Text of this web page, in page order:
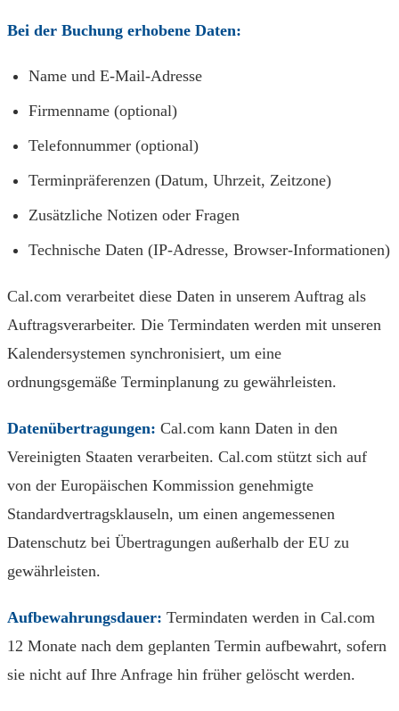
Bei der Buchung erhobene Daten:
Name und E-Mail-Adresse
Firmenname (optional)
Telefonnummer (optional)
Terminpräferenzen (Datum, Uhrzeit, Zeitzone)
Zusätzliche Notizen oder Fragen
Technische Daten (IP-Adresse, Browser-Informationen)
Cal.com verarbeitet diese Daten in unserem Auftrag als
Auftragsverarbeiter. Die Termindaten werden mit unseren
Kalendersystemen synchronisiert, um eine
ordnungsgemäße Terminplanung zu gewährleisten.
Datenübertragungen: Cal.com kann Daten in den
Vereinigten Staaten verarbeiten. Cal.com stützt sich auf
von der Europäischen Kommission genehmigte
Standardvertragsklauseln, um einen angemessenen
Datenschutz bei Übertragungen außerhalb der EU zu
gewährleisten.
Aufbewahrungsdauer: Termindaten werden in Cal.com
12 Monate nach dem geplanten Termin aufbewahrt, sofern
sie nicht auf Ihre Anfrage hin früher gelöscht werden.